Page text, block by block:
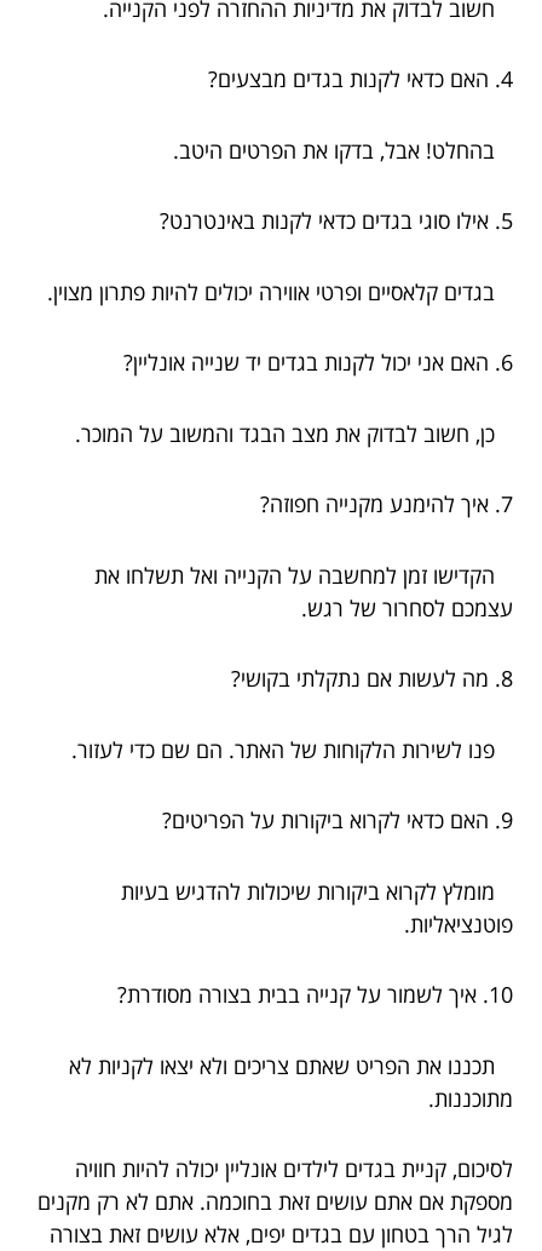
חשוב לבדוק את מדיניות ההחזרה לפני הקנייה.
4. האם כדאי לקנות בגדים מבצעים?
בהחלט! אבל, בדקו את הפרטים היטב.
5. אילו סוגי בגדים כדאי לקנות באינטרנט?
בגדים קלאסיים ופרטי אווירה יכולים להיות פתרון מצוין.
6. האם אני יכול לקנות בגדים יד שנייה אונליין?
כן, חשוב לבדוק את מצב הבגד והמשוב על המוכר.
7. איך להימנע מקנייה חפוזה?
הקדישו זמן למחשבה על הקנייה ואל תשלחו את
עצמכם לסחרור של רגש.
8. מה לעשות אם נתקלתי בקושי?
פנו לשירות הלקוחות של האתר. הם שם כדי לעזור.
9. האם כדאי לקרוא ביקורות על הפריטים?
מומלץ לקרוא ביקורות שיכולות להדגיש בעיות
פוטנציאליות.
10. איך לשמור על קנייה בבית בצורה מסודרת?
תכננו את הפריט שאתם צריכים ולא יצאו לקניות לא
מתוכננות.
לסיכום, קניית בגדים לילדים אונליין יכולה להיות חוויה
מספקת אם אתם עושים זאת בחוכמה. אתם לא רק מקנים
לגיל הרך בטחון עם בגדים יפים, אלא עושים זאת בצורה